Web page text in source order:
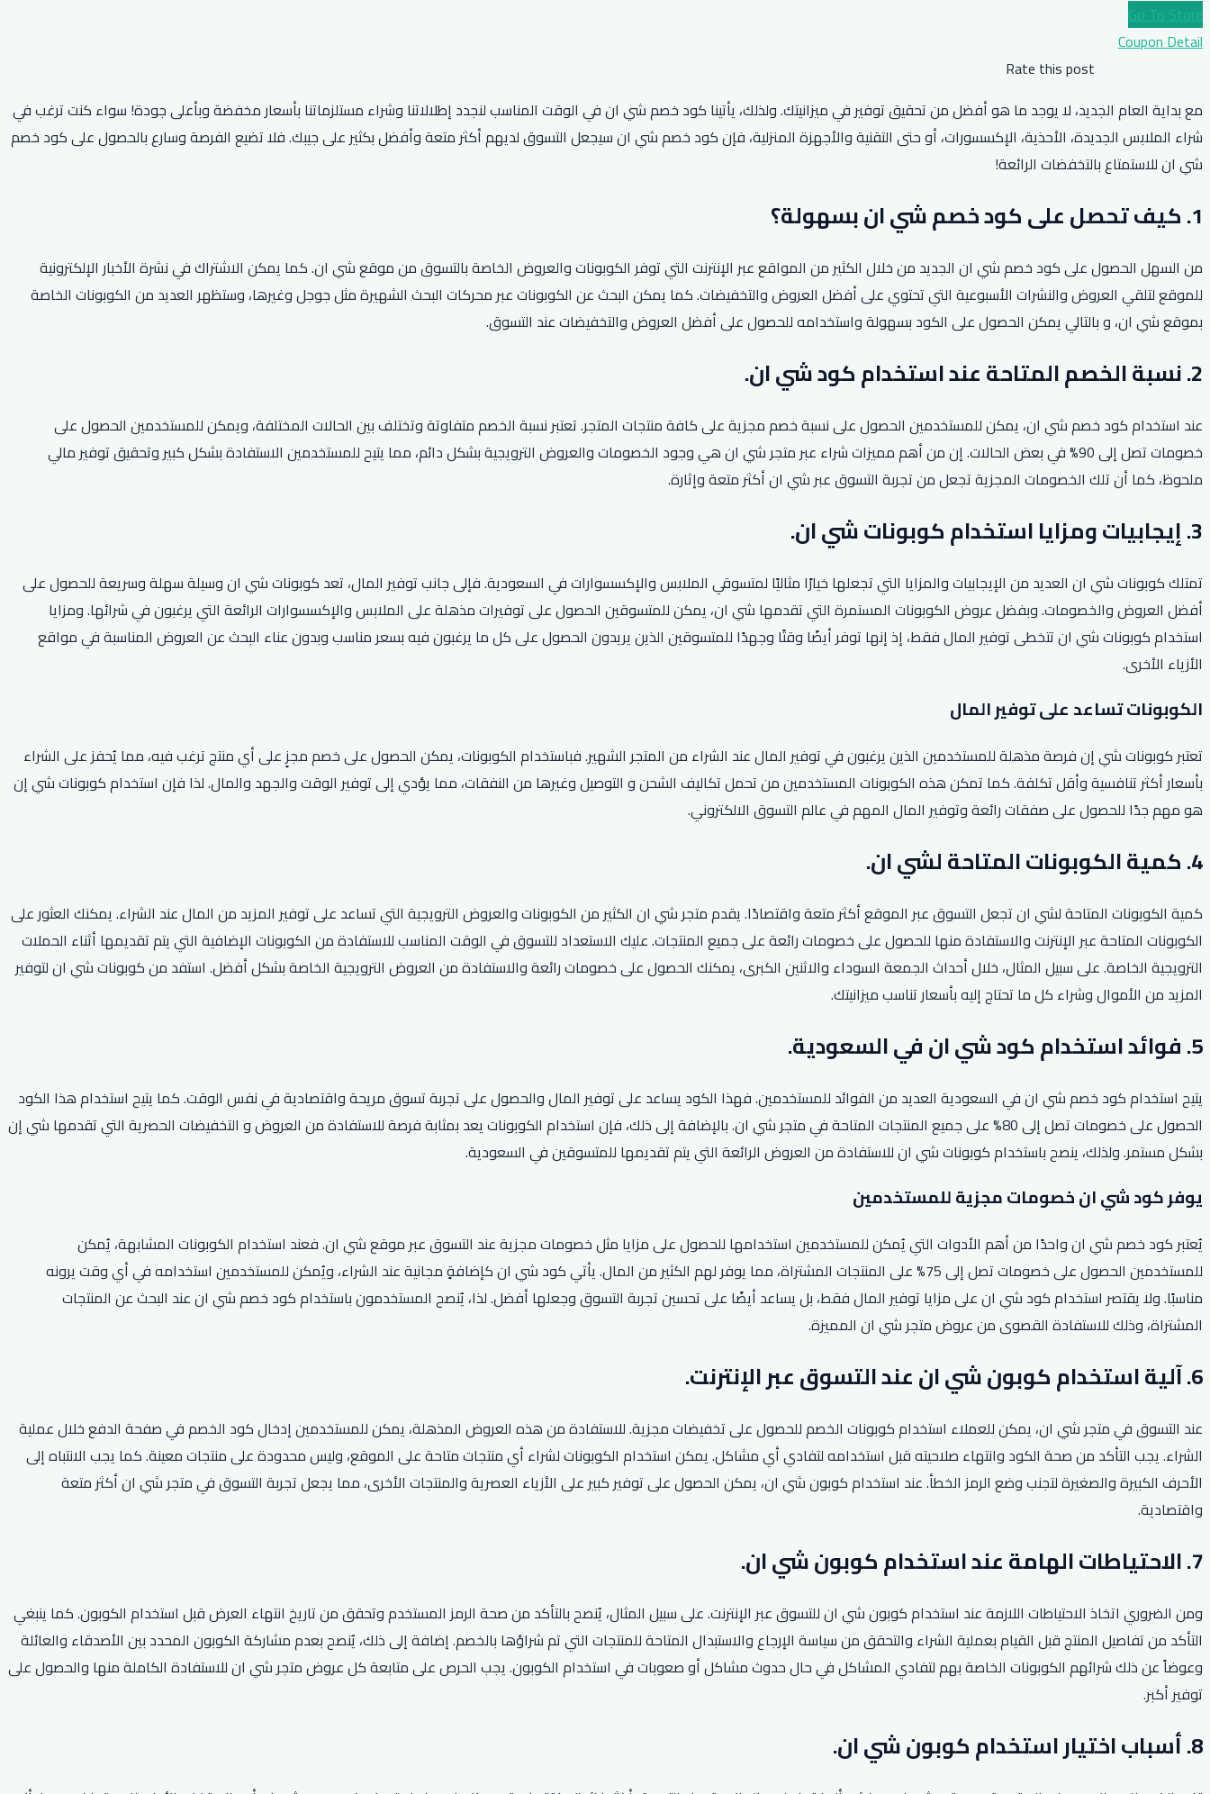
Go To Store
Coupon Detail
Rate this post
مع بداية العام الجديد، لا يوجد ما هو أفضل من تحقيق توفير في ميزانيتك. ولذلك، يأتينا كود خصم شي ان في الوقت المناسب لنجدد إطلالاتنا وشراء مستلزماتنا بأسعار مخفضة وبأعلى جودة! سواء كنت ترغب في
شراء الملابس الجديدة، الأحذية، الإكسسورات، أو حتى التقنية والأجهزة المنزلية، فإن كود خصم شي ان سيجعل التسوق لديهم أكثر متعة وأفضل بكثير على جيبك. فلا تضيع الفرصة وسارع بالحصول على كود خصم
شي ان للاستمتاع بالتخفضات الرائعة!
1. كيف تحصل على كود خصم شي ان بسهولة؟
من السهل الحصول على كود خصم شي ان الجديد من خلال الكثير من المواقع عبر الإنترنت التي توفر الكوبونات والعروض الخاصة بالتسوق من موقع شي ان. كما يمكن الاشتراك في نشرة الأخبار الإلكترونية
للموقع لتلقي العروض والنشرات الأسبوعية التي تحتوي على أفضل العروض والتخفيضات. كما يمكن البحث عن الكوبونات عبر محركات البحث الشهيرة مثل جوجل وغيرها، وستظهر العديد من الكوبونات الخاصة
بموقع شي ان، و بالتالي يمكن الحصول على الكود بسهولة واستخدامه للحصول على أفضل العروض والتخفيضات عند التسوق.
2. نسبة الخصم المتاحة عند استخدام كود شي ان.
عند استخدام كود خصم شي ان، يمكن للمستخدمين الحصول على نسبة خصم مجزية على كافة منتجات المتجر. تعتبر نسبة الخصم متفاوتة وتختلف بين الحالات المختلفة، ويمكن للمستخدمين الحصول على
خصومات تصل إلى 90% في بعض الحالات. إن من أهم مميزات شراء عبر متجر شي ان هي وجود الخصومات والعروض الترويجية بشكل دائم، مما يتيح للمستخدمين الاستفادة بشكل كبير وتحقيق توفير مالي
ملحوظ، كما أن تلك الخصومات المجزية تجعل من تجربة التسوق عبر شي ان أكثر متعة وإثارة.
3. إيجابيات ومزايا استخدام كوبونات شي ان.
تمتلك كوبونات شي ان العديد من الإيجابيات والمزايا التي تجعلها خيارًا مثاليًا لمتسوقي الملابس والإكسسوارات في السعودية. فإلى جانب توفير المال، تعد كوبونات شي ان وسيلة سهلة وسريعة للحصول على
أفضل العروض والخصومات. وبفضل عروض الكوبونات المستمرة التي تقدمها شي ان، يمكن للمتسوقين الحصول على توفيرات مذهلة على الملابس والإكسسوارات الرائعة التي يرغبون في شرائها. ومزايا
استخدام كوبونات شي ان تتخطى توفير المال فقط، إذ إنها توفر أيضًا وقتًا وجهدًا للمتسوقين الذين يريدون الحصول على كل ما يرغبون فيه بسعر مناسب وبدون عناء البحث عن العروض المناسبة في مواقع
الأزياء الأخرى.
الكوبونات تساعد على توفير المال
تعتبر كوبونات شي إن فرصة مذهلة للمستخدمين الذين يرغبون في توفير المال عند الشراء من المتجر الشهير. فباستخدام الكوبونات، يمكن الحصول على خصم مجزٍ على أي منتج ترغب فيه، مما يُحفز على الشراء
بأسعار أكثر تنافسية وأقل تكلفة. كما تمكن هذه الكوبونات المستخدمين من تحمل تكاليف الشحن و التوصيل وغيرها من النفقات، مما يؤدي إلى توفير الوقت والجهد والمال. لذا فإن استخدام كوبونات شي إن
هو مهم جدًا للحصول على صفقات رائعة وتوفير المال المهم في عالم التسوق الالكتروني.
4. كمية الكوبونات المتاحة لشي ان.
كمية الكوبونات المتاحة لشي ان تجعل التسوق عبر الموقع أكثر متعة واقتصادًا. يقدم متجر شي ان الكثير من الكوبونات والعروض الترويجية التي تساعد على توفير المزيد من المال عند الشراء. يمكنك العثور على
الكوبونات المتاحة عبر الإنترنت والاستفادة منها للحصول على خصومات رائعة على جميع المنتجات. عليك الاستعداد للتسوق في الوقت المناسب للاستفادة من الكوبونات الإضافية التي يتم تقديمها أثناء الحملات
الترويجية الخاصة. على سبيل المثال، خلال أحداث الجمعة السوداء والاثنين الكبرى، يمكنك الحصول على خصومات رائعة والاستفادة من العروض الترويجية الخاصة بشكل أفضل. استفد من كوبونات شي ان لتوفير
المزيد من الأموال وشراء كل ما تحتاج إليه بأسعار تناسب ميزانيتك.
5. فوائد استخدام كود شي ان في السعودية.
يتيح استخدام كود خصم شي ان في السعودية العديد من الفوائد للمستخدمين. فهذا الكود يساعد على توفير المال والحصول على تجربة تسوق مريحة واقتصادية في نفس الوقت. كما يتيح استخدام هذا الكود
الحصول على خصومات تصل إلى 80% على جميع المنتجات المتاحة في متجر شي ان. بالإضافة إلى ذلك، فإن استخدام الكوبونات يعد بمثابة فرصة للاستفادة من العروض و التخفيضات الحصرية التي تقدمها شي إن
بشكل مستمر. ولذلك، ينصح باستخدام كوبونات شي ان للاستفادة من العروض الرائعة التي يتم تقديمها للمتسوقين في السعودية.
يوفر كود شي ان خصومات مجزية للمستخدمين
يُعتبر كود خصم شي ان واحدًا من أهم الأدوات التي يُمكن للمستخدمين استخدامها للحصول على مزايا مثل خصومات مجزية عند التسوق عبر موقع شي ان. فعند استخدام الكوبونات المشابهة، يُمكن
للمستخدمين الحصول على خصومات تصل إلى 75% على المنتجات المشتراة، مما يوفر لهم الكثير من المال. يأتي كود شي ان كإضافةٍ مجانية عند الشراء، ويُمكن للمستخدمين استخدامه في أي وقت يرونه
مناسبًا. ولا يقتصر استخدام كود شي ان على مزايا توفير المال فقط، بل يساعد أيضًا على تحسين تجربة التسوق وجعلها أفضل. لذا، يُنصح المستخدمون باستخدام كود خصم شي ان عند البحث عن المنتجات
المشتراة، وذلك للاستفادة القصوى من عروض متجر شي ان المميزة.
6. آلية استخدام كوبون شي ان عند التسوق عبر الإنترنت.
عند التسوق في متجر شي ان، يمكن للعملاء استخدام كوبونات الخصم للحصول على تخفيضات مجزية. للاستفادة من هذه العروض المذهلة، يمكن للمستخدمين إدخال كود الخصم في صفحة الدفع خلال عملية
الشراء. يجب التأكد من صحة الكود وانتهاء صلاحيته قبل استخدامه لتفادي أي مشاكل. يمكن استخدام الكوبونات لشراء أي منتجات متاحة على الموقع، وليس محدودة على منتجات معينة. كما يجب الانتباه إلى
الأحرف الكبيرة والصغيرة لتجنب وضع الرمز الخطأ. عند استخدام كوبون شي ان، يمكن الحصول على توفير كبير على الأزياء العصرية والمنتجات الأخرى، مما يجعل تجربة التسوق في متجر شي ان أكثر متعة
واقتصادية.
7. الاحتياطات الهامة عند استخدام كوبون شي ان.
ومن الضروري اتخاذ الاحتياطات اللازمة عند استخدام كوبون شي ان للتسوق عبر الإنترنت. على سبيل المثال، يُنصح بالتأكد من صحة الرمز المستخدم وتحقق من تاريخ انتهاء العرض قبل استخدام الكوبون. كما ينبغي
التأكد من تفاصيل المنتج قبل القيام بعملية الشراء والتحقق من سياسة الإرجاع والاستبدال المتاحة للمنتجات التي تم شراؤها بالخصم. إضافة إلى ذلك، يُنصح بعدم مشاركة الكوبون المحدد بين الأصدقاء والعائلة
وعوضاً عن ذلك شرائهم الكوبونات الخاصة بهم لتفادي المشاكل في حال حدوث مشاكل أو صعوبات في استخدام الكوبون. يجب الحرص على متابعة كل عروض متجر شي ان للاستفادة الكاملة منها والحصول على
توفير أكبر.
8. أسباب اختيار استخدام كوبون شي ان.